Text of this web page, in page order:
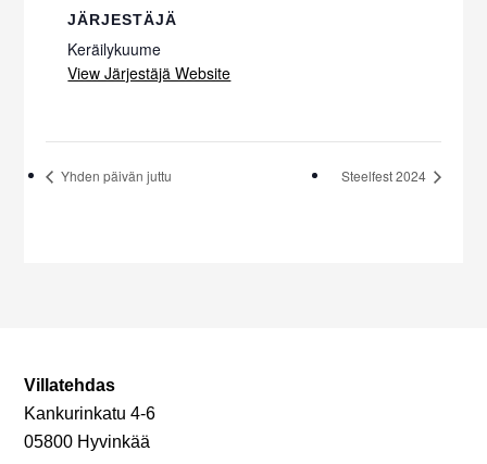
JÄRJESTÄJÄ
Keräilykuume
View Järjestäjä Website
Yhden päivän juttu Steelfest 2024
Villatehdas
Kankurinkatu 4-6
05800 Hyvinkää